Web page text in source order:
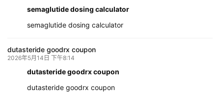
semaglutide dosing calculator
semaglutide dosing calculator
dutasteride goodrx coupon
2026年5月14日 下午8:14
dutasteride goodrx coupon
dutasteride goodrx coupon